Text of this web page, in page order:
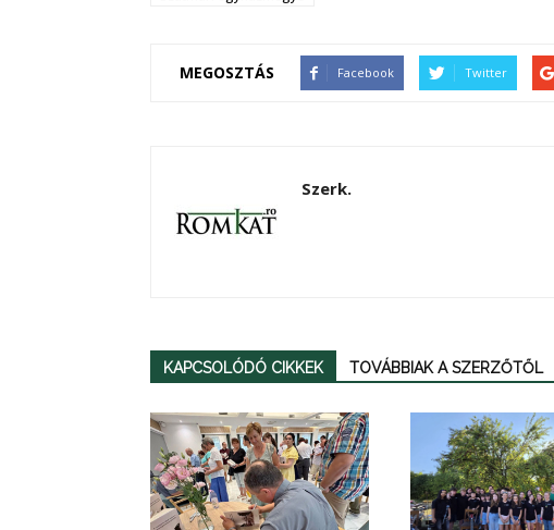
MEGOSZTÁS Facebook Twitter
Szerk.
KAPCSOLÓDÓ CIKKEK TOVÁBBIAK A SZERZŐTŐL